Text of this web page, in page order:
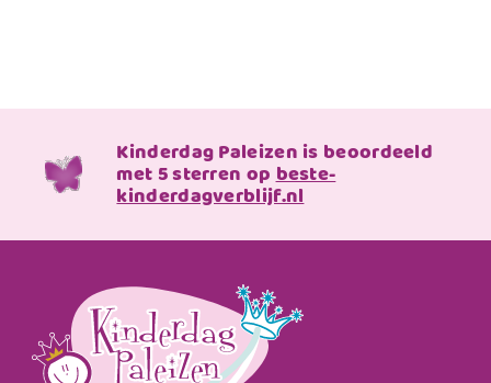
Kinderdag Paleizen is beoordeeld
met 5 sterren opbeste-
kinderdagverblijf.nl